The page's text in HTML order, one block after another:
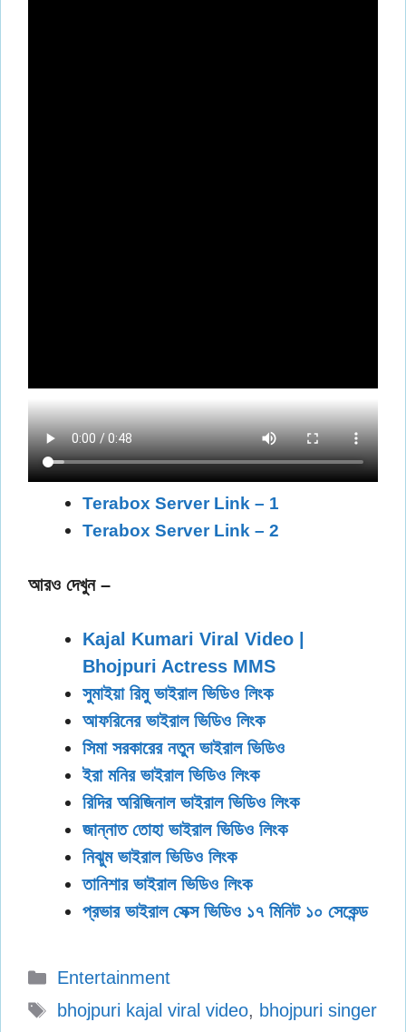
Terabox Server Link – 1
Terabox Server Link – 2
আরও দেখুন –
Kajal Kumari Viral Video |
Bhojpuri Actress MMS
সুমাইয়া রিমু ভাইরাল ভিডিও লিংক
আফরিনের ভাইরাল ভিডিও লিংক
সিমা সরকারের নতুন ভাইরাল ভিডিও
ইরা মনির ভাইরাল ভিডিও লিংক
রিদির অরিজিনাল ভাইরাল ভিডিও লিংক
জান্নাত তোহা ভাইরাল ভিডিও লিংক
নিঝুম ভাইরাল ভিডিও লিংক
তানিশার ভাইরাল ভিডিও লিংক
প্রভার ভাইরাল সেক্স ভিডিও ১৭ মিনিট ১০ সেকেন্ড
Categories
Entertainment
Tags
bhojpuri kajal viral video, bhojpuri singer